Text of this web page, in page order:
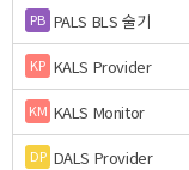
PB PALS BLS 술기
KP KALS Provider
KM KALS Monitor
DP DALS Provider